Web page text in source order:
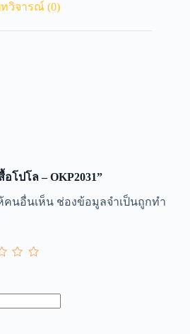
วิจารณ์ (0)
โปโล – OKP2031”
คนอื่นเห็น ช่องข้อมูลจำเป็นถูกทำ